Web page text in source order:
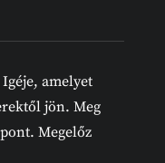
amelyet
jön. Meg
Megelőz